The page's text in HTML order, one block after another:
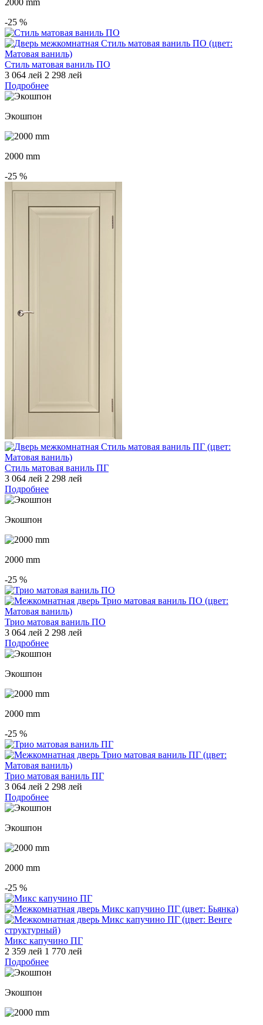
-25 %
Стиль матовая ваниль ПО
3 064 лей 2 298 лей
Подробнее
Экошпон
2000 mm
-25 %
Стиль матовая ваниль ПГ
3 064 лей 2 298 лей
Подробнее
Экошпон
2000 mm
-25 %
Трио матовая ваниль ПО
3 064 лей 2 298 лей
Подробнее
Экошпон
2000 mm
-25 %
Трио матовая ваниль ПГ
3 064 лей 2 298 лей
Подробнее
Экошпон
2000 mm
-25 %
Микс капучино ПГ
2 359 лей 1 770 лей
Подробнее
Экошпон